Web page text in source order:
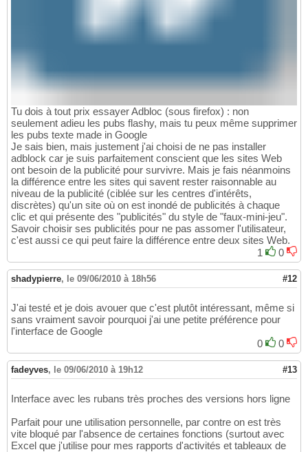
Tu dois à tout prix essayer Adbloc (sous firefox) : non
seulement adieu les pubs flashy, mais tu peux même supprimer
les pubs texte made in Google
Je sais bien, mais justement j'ai choisi de ne pas installer
adblock car je suis parfaitement conscient que les sites Web
ont besoin de la publicité pour survivre. Mais je fais néanmoins
la différence entre les sites qui savent rester raisonnable au
niveau de la publicité (ciblée sur les centres d'intérêts,
discrètes) qu'un site où on est inondé de publicités à chaque
clic et qui présente des "publicités" du style de "faux-mini-jeu".
Savoir choisir ses publicités pour ne pas assomer l'utilisateur,
c'est aussi ce qui peut faire la différence entre deux sites Web.
1
0
shadypierre, le 09/06/2010 à 18h56 #12
J'ai testé et je dois avouer que c'est plutôt intéressant, même si
sans vraiment savoir pourquoi j'ai une petite préférence pour
l'interface de Google
0
0
fadeyves, le 09/06/2010 à 19h12 #13
Interface avec les rubans très proches des versions hors ligne
Parfait pour une utilisation personnelle, par contre on est très
vite bloqué par l'absence de certaines fonctions (surtout avec
Excel que j'utilise pour mes rapports d'activités et tableaux de